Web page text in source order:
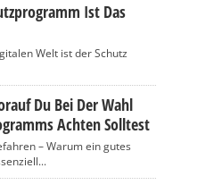
Ist Das
Welt ist der Schutz
Du Bei Der Wahl
Achten Solltest
– Warum ein gutes